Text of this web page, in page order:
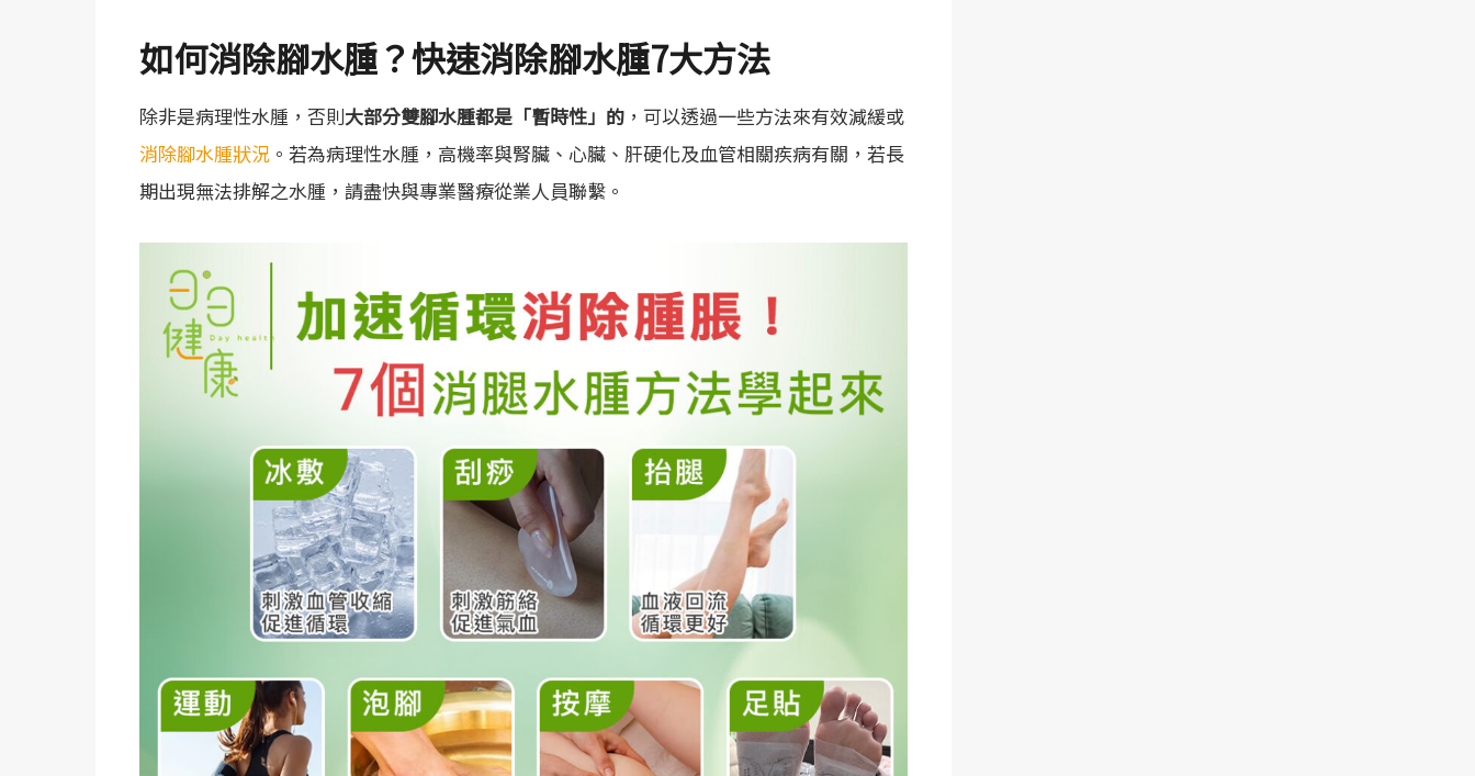
如何消除腳水腫？快速消除腳水腫7大方法
除非是病理性水腫，否則大部分雙腳水腫都是「暫時性」的 ，可以透過一些方法來有效減緩或
消除腳水腫狀況 。若為病理性水腫，高機率與腎臟、心臟、肝硬化及血管相關疾病有關，若長
期出現無法排解之水腫，請盡快與專業醫療從業人員聯繫。